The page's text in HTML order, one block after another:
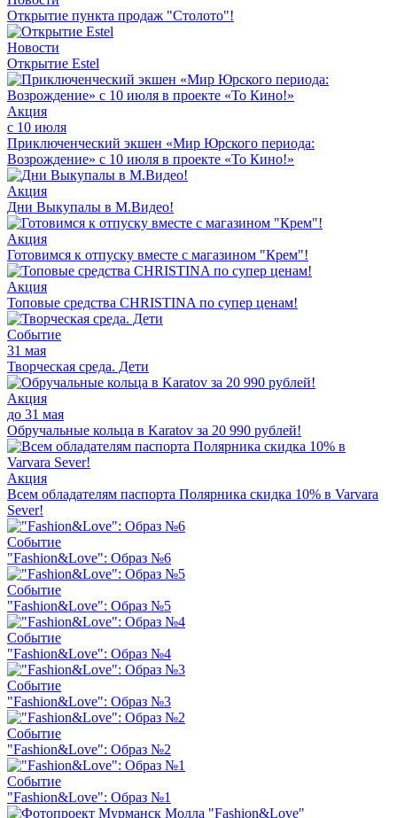
Открытие пункта продаж "Столото"!
Новости
Открытие Estel
Акция
с 10 июля
Приключенческий экшен «Мир Юрского периода:
Возрождение» с 10 июля в проекте «То Кино!»
Акция
Дни Выкупалы в М.Видео!
Акция
Готовимся к отпуску вместе с магазином "Крем"!
Акция
Топовые средства CHRISTINA по супер ценам!
Событие
31 мая
Творческая среда. Дети
Акция
до 31 мая
Обручальные кольца в Karatov за 20 990 рублей!
Акция
Всем обладателям паспорта Полярника скидка 10% в Varvara
Sever!
Событие
"Fashion&Love": Образ №6
Событие
"Fashion&Love": Образ №5
Событие
"Fashion&Love": Образ №4
Событие
"Fashion&Love": Образ №3
Событие
"Fashion&Love": Образ №2
Событие
"Fashion&Love": Образ №1